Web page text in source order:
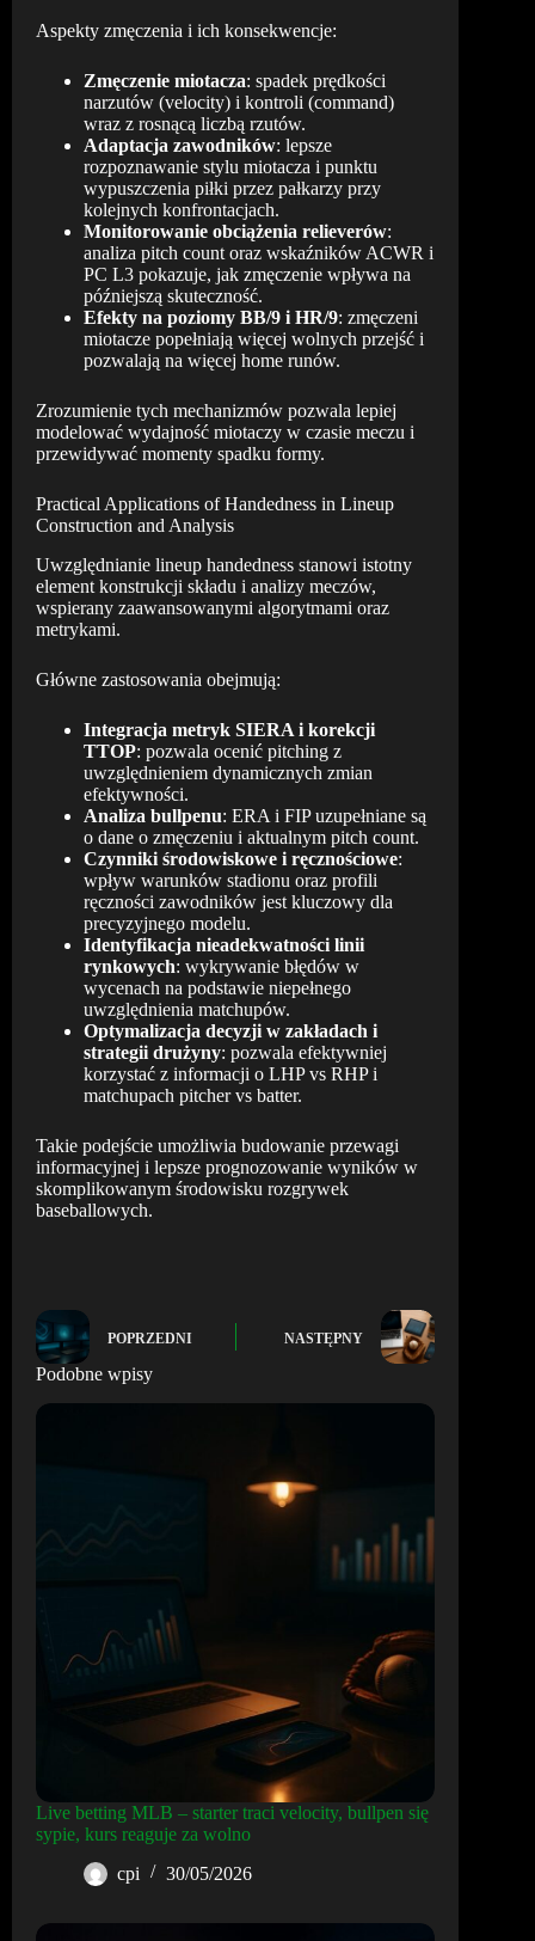
Aspekty zmęczenia i ich konsekwencje:
Zmęczenie miotacza: spadek prędkości
narzutów (velocity) i kontroli (command)
wraz z rosnącą liczbą rzutów.
Adaptacja zawodników: lepsze
rozpoznawanie stylu miotacza i punktu
wypuszczenia piłki przez pałkarzy przy
kolejnych konfrontacjach.
Monitorowanie obciążenia relieverów:
analiza pitch count oraz wskaźników ACWR i
PC L3 pokazuje, jak zmęczenie wpływa na
późniejszą skuteczność.
Efekty na poziomy BB/9 i HR/9: zmęczeni
miotacze popełniają więcej wolnych przejść i
pozwalają na więcej home runów.
Zrozumienie tych mechanizmów pozwala lepiej
modelować wydajność miotaczy w czasie meczu i
przewidywać momenty spadku formy.
Practical Applications of Handedness in Lineup
Construction and Analysis
Uwzględnianie lineup handedness stanowi istotny
element konstrukcji składu i analizy meczów,
wspierany zaawansowanymi algorytmami oraz
metrykami.
Główne zastosowania obejmują:
Integracja metryk SIERA i korekcji
TTOP: pozwala ocenić pitching z
uwzględnieniem dynamicznych zmian
efektywności.
Analiza bullpenu: ERA i FIP uzupełniane są
o dane o zmęczeniu i aktualnym pitch count.
Czynniki środowiskowe i ręcznościowe:
wpływ warunków stadionu oraz profili
ręczności zawodników jest kluczowy dla
precyzyjnego modelu.
Identyfikacja nieadekwatności linii
rynkowych: wykrywanie błędów w
wycenach na podstawie niepełnego
uwzględnienia matchupów.
Optymalizacja decyzji w zakładach i
strategii drużyny: pozwala efektywniej
korzystać z informacji o LHP vs RHP i
matchupach pitcher vs batter.
Takie podejście umożliwia budowanie przewagi
informacyjnej i lepsze prognozowanie wyników w
skomplikowanym środowisku rozgrywek
baseballowych.
POPRZEDNI NASTĘPNY
Podobne wpisy
Live betting MLB – starter traci velocity, bullpen się
sypie, kurs reaguje za wolno
cpi
30/05/2026